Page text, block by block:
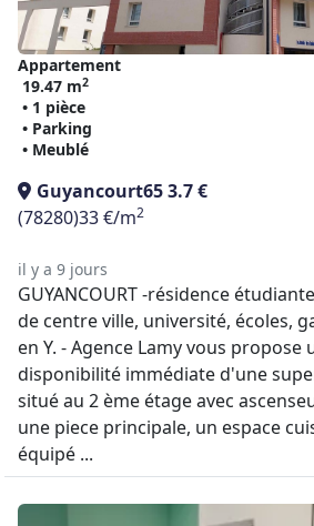
Appartement
19.47 m2
• 1 pièce
• Parking
• Meublé
Guyancourt65 3.7 €
(78280)33 €/m2
il y a 9 jours
GUYANCOURT -résidence
de centre ville, université, écoles,
en Y. - Agence Lamy vous
disponibilité immédiate d'une
situé au 2 ème étage avec
une piece principale, un espace
équipé ...